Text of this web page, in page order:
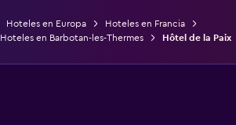
Hoteles en Europa
Hoteles en Francia
Hoteles en Barbotan-les-Thermes Hôtel de la Paix